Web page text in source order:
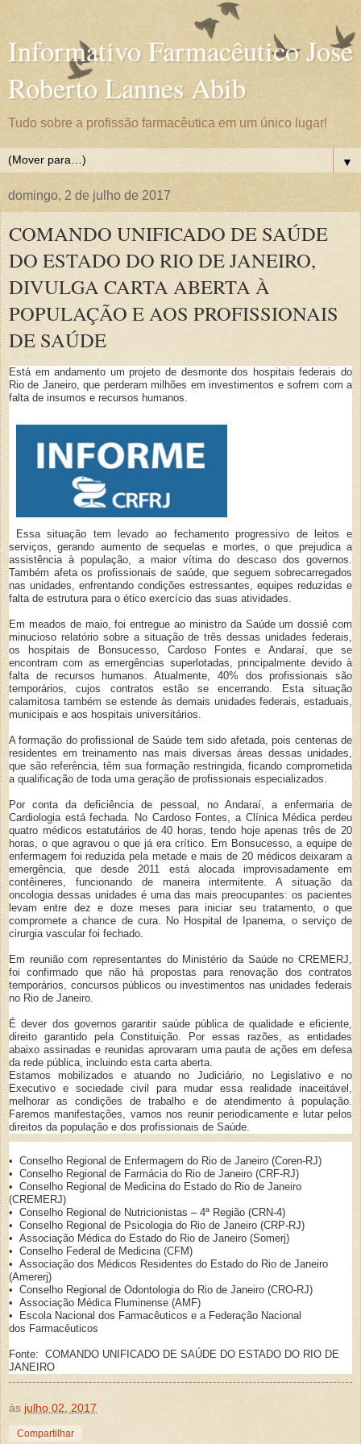
Informativo Farmacêutico Jose
Roberto Lannes Abib
Tudo sobre a profissão farmacêutica em um único lugar!
▼
domingo, 2 de julho de 2017
COMANDO UNIFICADO DE SAÚDE
DO ESTADO DO RIO DE JANEIRO,
DIVULGA CARTA ABERTA À
POPULAÇÃO E AOS PROFISSIONAIS
DE SAÚDE
Está em andamento um projeto de desmonte dos hospitais federais do
Rio de Janeiro, que perderam milhões em investimentos e sofrem com a
falta de insumos e recursos humanos.
Essa situação tem levado ao fechamento progressivo de leitos e
serviços, gerando aumento de sequelas e mortes, o que prejudica a
assistência à população, a maior vítima do descaso dos governos.
Também afeta os profissionais de saúde, que seguem sobrecarregados
nas unidades, enfrentando condições estressantes, equipes reduzidas e
falta de estrutura para o ético exercício das suas atividades.
Em meados de maio, foi entregue ao ministro da Saúde um dossiê com
minucioso relatório sobre a situação de três dessas unidades federais,
os hospitais de Bonsucesso, Cardoso Fontes e Andaraí, que se
encontram com as emergências superlotadas, principalmente devido à
falta de recursos humanos. Atualmente, 40% dos profissionais são
temporários, cujos contratos estão se encerrando. Esta situação
calamitosa também se estende às demais unidades federais, estaduais,
municipais e aos hospitais universitários.
A formação do profissional de Saúde tem sido afetada, pois centenas de
residentes em treinamento nas mais diversas áreas dessas unidades,
que são referência, têm sua formação restringida, ficando comprometida
a qualificação de toda uma geração de profissionais especializados.
Por conta da deficiência de pessoal, no Andaraí, a enfermaria de
Cardiologia está fechada. No Cardoso Fontes, a Clínica Médica perdeu
quatro médicos estatutários de 40 horas, tendo hoje apenas três de 20
horas, o que agravou o que já era crítico. Em Bonsucesso, a equipe de
enfermagem foi reduzida pela metade e mais de 20 médicos deixaram a
emergência, que desde 2011 está alocada improvisadamente em
contêineres, funcionando de maneira intermitente. A situação da
oncologia dessas unidades é uma das mais preocupantes: os pacientes
levam entre dez e doze meses para iniciar seu tratamento, o que
compromete a chance de cura. No Hospital de Ipanema, o serviço de
cirurgia vascular foi fechado.
Em reunião com representantes do Ministério da Saúde no CREMERJ,
foi confirmado que não há propostas para renovação dos contratos
temporários, concursos públicos ou investimentos nas unidades federais
no Rio de Janeiro.
É dever dos governos garantir saúde pública de qualidade e eficiente,
direito garantido pela Constituição. Por essas razões, as entidades
abaixo assinadas e reunidas aprovaram uma pauta de ações em defesa
da rede pública, incluindo esta carta aberta.
Estamos mobilizados e atuando no Judiciário, no Legislativo e no
Executivo e sociedade civil para mudar essa realidade inaceitável,
melhorar as condições de trabalho e de atendimento à população.
Faremos manifestações, vamos nos reunir periodicamente e lutar pelos
direitos da população e dos profissionais de Saúde.
• Conselho Regional de Enfermagem do Rio de Janeiro (Coren-RJ)
• Conselho Regional de Farmácia do Rio de Janeiro (CRF-RJ)
• Conselho Regional de Medicina do Estado do Rio de Janeiro
(CREMERJ)
• Conselho Regional de Nutricionistas – 4ª Região (CRN-4)
• Conselho Regional de Psicologia do Rio de Janeiro (CRP-RJ)
• Associação Médica do Estado do Rio de Janeiro (Somerj)
• Conselho Federal de Medicina (CFM)
• Associação dos Médicos Residentes do Estado do Rio de Janeiro
(Amererj)
• Conselho Regional de Odontologia do Rio de Janeiro (CRO-RJ)
• Associação Médica Fluminense (AMF)
• Escola Nacional dos Farmacêuticos e a Federação Nacional
dos Farmacêuticos
Fonte: COMANDO UNIFICADO DE SAÚDE DO ESTADO DO RIO DE
JANEIRO
às julho 02, 2017
Compartilhar